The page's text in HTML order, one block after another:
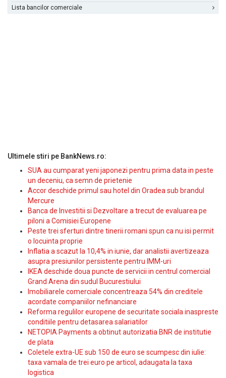
Lista bancilor comerciale
Ultimele stiri pe BankNews.ro:
SUA au cumparat yeni japonezi pentru prima data in peste
un deceniu, ca semn de prietenie
Accor deschide primul sau hotel din Oradea sub brandul
Mercure
Banca de Investitii si Dezvoltare a trecut de evaluarea pe
piloni a Comisiei Europene
Peste trei sferturi dintre tinerii romani spun ca nu isi permit
o locuinta proprie
Inflatia a scazut la 10,4% in iunie, dar analistii avertizeaza
asupra presiunilor persistente pentru IMM-uri
IKEA deschide doua puncte de servicii in centrul comercial
Grand Arena din sudul Bucurestiului
Imobiliarele comerciale concentreaza 54% din creditele
acordate companiilor nefinanciare
Reforma regulilor europene de securitate sociala inaspreste
conditiile pentru detasarea salariatilor
NETOPIA Payments a obtinut autorizatia BNR de institutie
de plata
Coletele extra-UE sub 150 de euro se scumpesc din iulie:
taxa vamala de trei euro pe articol, adaugata la taxa
logistica